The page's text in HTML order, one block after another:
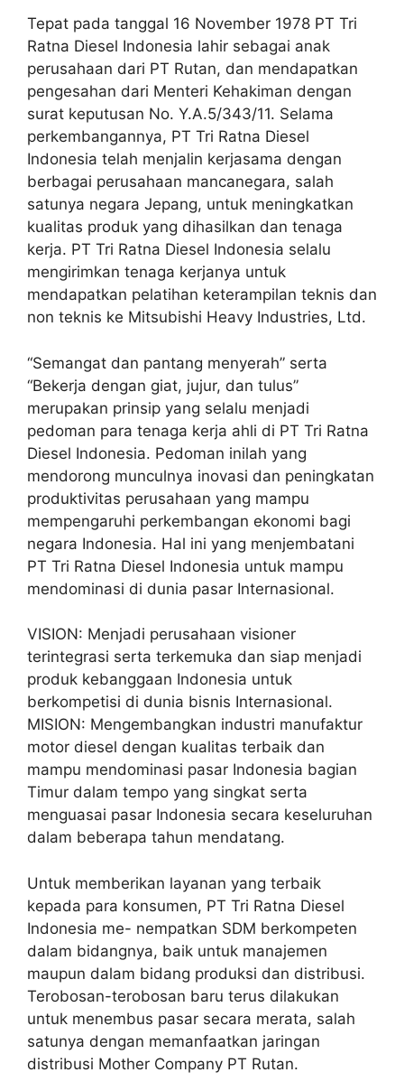
Tepat pada tanggal 16 November 1978 PT Tri
Ratna Diesel Indonesia lahir sebagai anak
perusahaan dari PT Rutan, dan mendapatkan
pengesahan dari Menteri Kehakiman dengan
surat keputusan No. Y.A.5/343/11. Selama
perkembangannya, PT Tri Ratna Diesel
Indonesia telah menjalin kerjasama dengan
berbagai perusahaan mancanegara, salah
satunya negara Jepang, untuk meningkatkan
kualitas produk yang dihasilkan dan tenaga
kerja. PT Tri Ratna Diesel Indonesia selalu
mengirimkan tenaga kerjanya untuk
mendapatkan pelatihan keterampilan teknis dan
non teknis ke Mitsubishi Heavy Industries, Ltd.
“Semangat dan pantang menyerah” serta
“Bekerja dengan giat, jujur, dan tulus”
merupakan prinsip yang selalu menjadi
pedoman para tenaga kerja ahli di PT Tri Ratna
Diesel Indonesia. Pedoman inilah yang
mendorong munculnya inovasi dan peningkatan
produktivitas perusahaan yang mampu
mempengaruhi perkembangan ekonomi bagi
negara Indonesia. Hal ini yang menjembatani
PT Tri Ratna Diesel Indonesia untuk mampu
mendominasi di dunia pasar Internasional.
VISION: Menjadi perusahaan visioner
terintegrasi serta terkemuka dan siap menjadi
produk kebanggaan Indonesia untuk
berkompetisi di dunia bisnis Internasional.
MISION: Mengembangkan industri manufaktur
motor diesel dengan kualitas terbaik dan
mampu mendominasi pasar Indonesia bagian
Timur dalam tempo yang singkat serta
menguasai pasar Indonesia secara keseluruhan
dalam beberapa tahun mendatang.
Untuk memberikan layanan yang terbaik
kepada para konsumen, PT Tri Ratna Diesel
Indonesia me- nempatkan SDM berkompeten
dalam bidangnya, baik untuk manajemen
maupun dalam bidang produksi dan distribusi.
Terobosan-terobosan baru terus dilakukan
untuk menembus pasar secara merata, salah
satunya dengan memanfaatkan jaringan
distribusi Mother Company PT Rutan.